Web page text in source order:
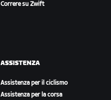
Correre su Zwift
ASSISTENZA
Assistenza per il ciclismo
Assistenza per la corsa